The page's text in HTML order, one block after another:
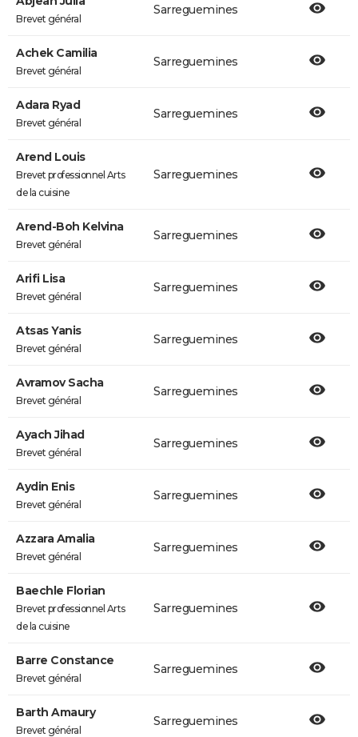
Brevet général
Sarreguemines
Achek Camilia
Brevet général
Sarreguemines
Adara Ryad
Brevet général
Sarreguemines
Arend Louis
Brevet professionnel Arts
de la cuisine
Sarreguemines
Arend-Boh Kelvina
Brevet général
Sarreguemines
Arifi Lisa
Brevet général
Sarreguemines
Atsas Yanis
Brevet général
Sarreguemines
Avramov Sacha
Brevet général
Sarreguemines
Ayach Jihad
Brevet général
Sarreguemines
Aydin Enis
Brevet général
Sarreguemines
Azzara Amalia
Brevet général
Sarreguemines
Baechle Florian
Brevet professionnel Arts
de la cuisine
Sarreguemines
Barre Constance
Brevet général
Sarreguemines
Barth Amaury
Brevet général
Sarreguemines